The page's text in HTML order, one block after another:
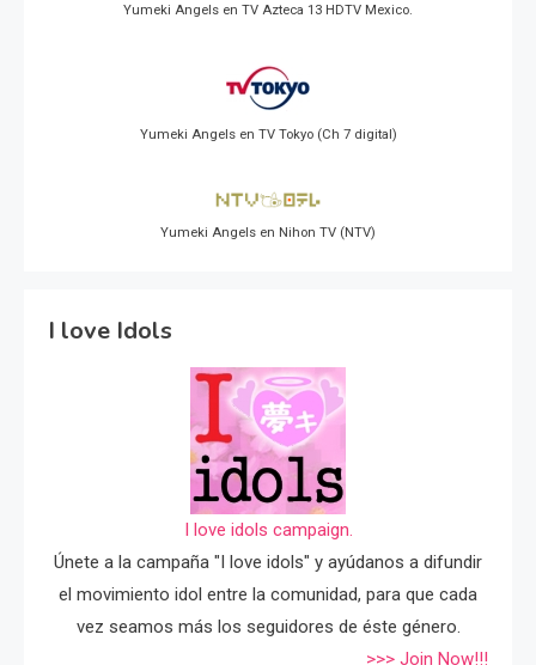
Yumeki Angels en TV Azteca 13 HDTV Mexico.
Yumeki Angels en TV Tokyo (Ch 7 digital)
Yumeki Angels en Nihon TV (NTV)
I love Idols
I love idols campaign.
Únete a la campaña "I love idols" y ayúdanos a difundir
el movimiento idol entre la comunidad, para que cada
vez seamos más los seguidores de éste género.
>>> Join Now!!!